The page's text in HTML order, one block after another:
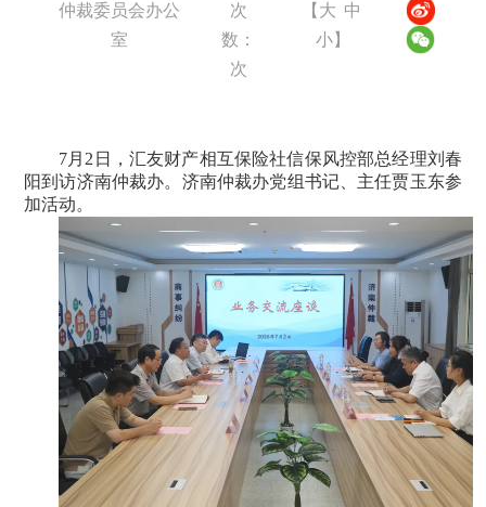
仲裁委员会办公
室
次
数：
次
【 大 中
小】
7月2日，汇友财产相互保险社信保风控部总经理刘春
阳到访济南仲裁办。济南仲裁办党组书记、主任贾玉东参
加活动。